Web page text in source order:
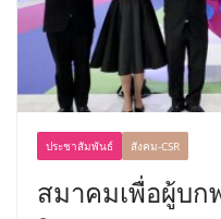
ประชาสัมพันธ์ สังคม-CSR
สมาคมเพื่อผู้บก